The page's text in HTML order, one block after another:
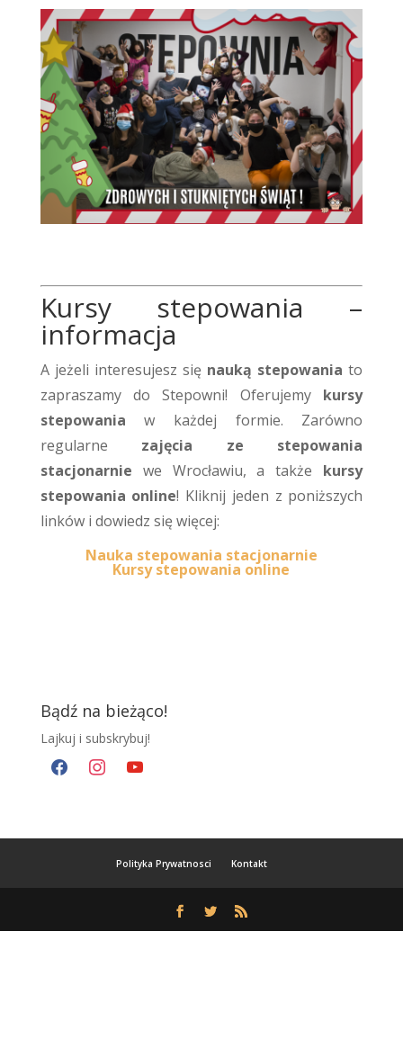
Kursy stepowania –
informacja
A jeżeli interesujesz się nauką stepowaniato
zapraszamy do Stepowni! Oferujemy kursy
stepowania w każdej formie. Zarówno
regularne zajęcia ze stepowania
stacjonarnie we Wrocławiu, a także kursy
stepowania online! Kliknij jeden z poniższych
linków i dowiedz się więcej:
Nauka stepowania stacjonarnie
Kursy stepowania online
Bądź na bieżąco!
Lajkuj i subskrybuj!
facebookinstagramyoutube
Polityka Prywatnosci Kontakt